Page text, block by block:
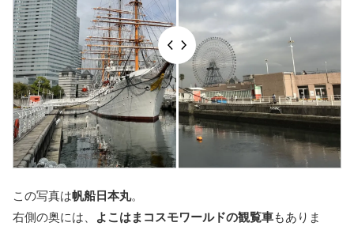
この写真は帆船日本丸。
右側の奥には、
よこはまコスモワールドの観覧車もありま